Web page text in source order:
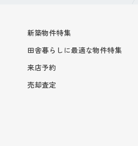
新築物件特集
田舎暮らしに最適な物件特集
来店予約
売却査定